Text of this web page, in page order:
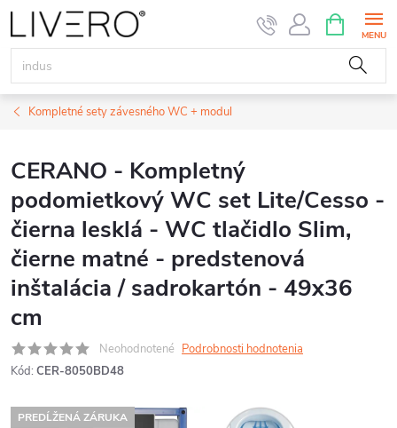
Prejsť
na
obsah
KOŠÍK
Kompletné sety závesného WC + modul
CERANO - Kompletný
podomietkový WC set Lite/Cesso -
čierna lesklá - WC tlačidlo Slim,
čierne matné - predstenová
inštalácia / sadrokartón - 49x36
cm
Neohodnotené Podrobnosti hodnotenia
Kód: CER-8050BD48
PREDĹŽENÁ ZÁRUKA